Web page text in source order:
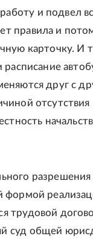
и подвел
правила и
карточку. И
друг с
отсутствия
разрешения
формой
трудовой
суд общей